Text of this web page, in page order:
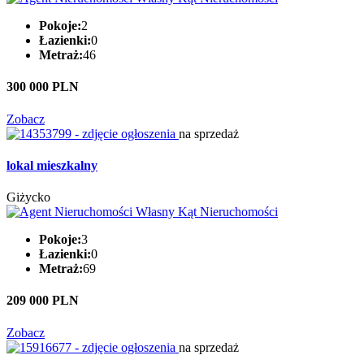
Pokoje:2
Łazienki:0
Metraż:46
300 000 PLN
Zobacz
na sprzedaż
lokal mieszkalny
Giżycko
Pokoje:3
Łazienki:0
Metraż:69
209 000 PLN
Zobacz
na sprzedaż